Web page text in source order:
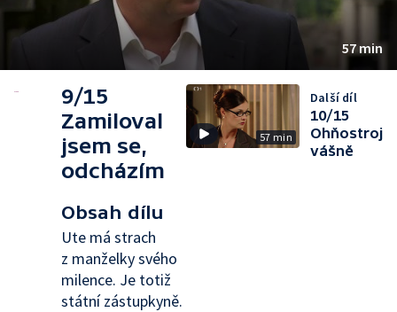
57 min
9/15
Zamiloval
jsem se,
odcházím
Obsah dílu
Ute má strach
z manželky svého
milence. Je totiž
státní zástupkyně.
57 min
Další díl
10/15
Ohňostroj
vášně